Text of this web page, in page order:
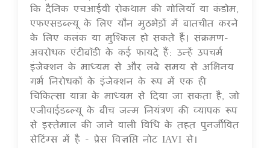
कि दैनिक एचआईवी रोकथाम की गोलियाँ या कंडोम,
एफएसडब्ल्यू के लिए यौन मुठभेड़ों में बातचीत करने
के लिए कलंक या मुश्किल हो सकते हैं। संक्रमण-
अवरोधक एंटीबॉडी के कई फायदे हैं: उन्हें उपचर्म
इंजेक्शन के माध्यम से और लंबे समय से अभिनय
गर्भ निरोधकों के इंजेक्शन के रूप में एक ही
चिकित्सा यात्रा के माध्यम से दिया जा सकता है, जो
एजीवाईडब्ल्यू के बीच जन्म नियंत्रण की व्यापक रूप
से इस्तेमाल की जाने वाली विधि के तहत पुनर्जीवित
सेटिंग्स में है - प्रेस विज्ञप्ति नोट IAVI से।